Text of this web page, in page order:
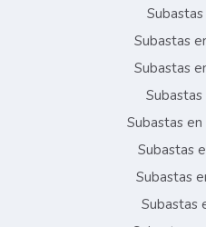
Subastas
Subastas
Subastas
Subastas
Subastas
Subastas